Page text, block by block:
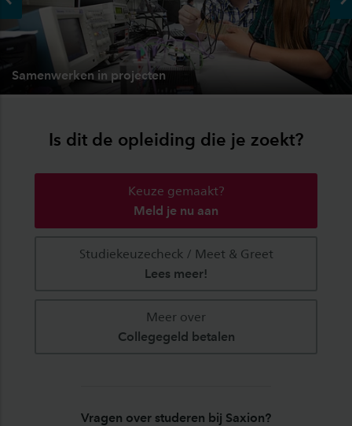
Samenwerken in projecten
Is dit de opleiding die je zoekt?
Keuze gemaakt?
Meld je nu aan
Studiekeuzecheck / Meet & Greet
Lees meer!
Meer over
Collegegeld betalen
Vragen over studeren bij Saxion?